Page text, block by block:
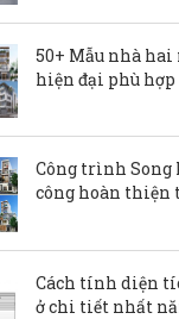
50+ Mẫu nhà
hiện đại phù
Công trình
công hoàn thiện
Cách tính diện
ở chi tiết nhất